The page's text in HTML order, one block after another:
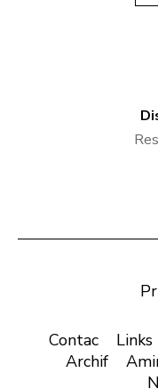
Contac Links
Archif